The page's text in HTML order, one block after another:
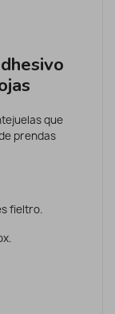
- Hojas
que
prendas
fieltro.